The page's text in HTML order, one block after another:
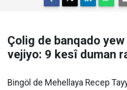
Çolig de banqado
vejiyo: 9 kesî duman
Bingöl de Mehellaya Recep